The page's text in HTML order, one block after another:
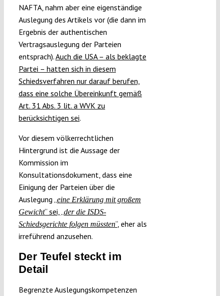
NAFTA, nahm aber eine eigenständige
Auslegung des Artikels vor (die dann im
Ergebnis der authentischen
Vertragsauslegung der Parteien
entsprach).Auch die USA – als beklagte
Partei – hatten sich in diesem
Schiedsverfahren nur darauf berufen,
dass eine solche Übereinkunft gemäß
Art. 31 Abs. 3 lit. a WVK zu
berücksichtigen sei.
Vor diesem völkerrechtlichen
Hintergrund ist die Aussage der
Kommission im
Konsultationsdokument, dass eine
Einigung der Parteien über die
Auslegung eine Erklärung mit großem
Gewicht“ sei, „ der die ISDS-
Schiedsgerichte folgen müssten“, eher als
irreführend anzusehen.
Der Teufel steckt im
Detail
Begrenzte Auslegungskompetenzen